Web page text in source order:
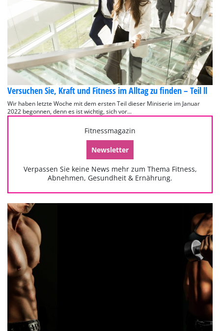
Versuchen Sie, Kraft und Fitness im Alltag zu finden – Teil ll
Wir haben letzte Woche mit dem ersten Teil dieser Miniserie im Januar
2022 begonnen, denn es ist wichtig, sich vor...
Fitnessmagazin
Newsletter
Verpassen Sie keine News mehr zum Thema Fitness,
Abnehmen, Gesundheit & Ernährung.